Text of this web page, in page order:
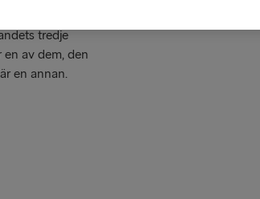
tredje
en av dem, den
en annan.